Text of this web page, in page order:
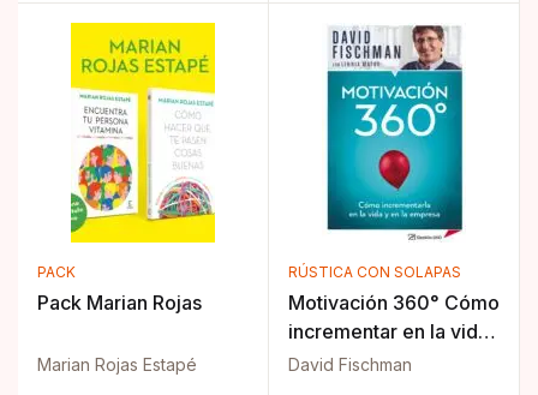
PACK
Pack Marian Rojas
Marian Rojas Estapé
RÚSTICA CON SOLAPAS
Motivación 360° Cómo
incrementar en la vida
y en la empresa
David Fischman